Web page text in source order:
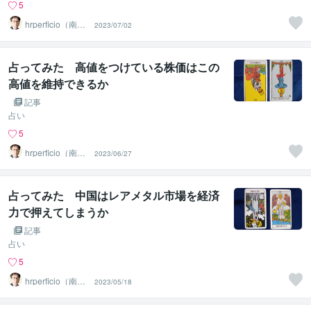
5
hrperficio（南仙
台の父）
2023/07/02
占ってみた 高値をつけている株価はこの
高値を維持できるか
記事
占い
5
hrperficio（南仙
台の父）
2023/06/27
占ってみた 中国はレアメタル市場を経済
力で押えてしまうか
記事
占い
5
hrperficio（南仙
台の父）
2023/05/18